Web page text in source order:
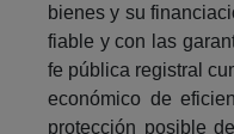
bienes y su
fiable y con las
fe pública registral
económico de
protección posible